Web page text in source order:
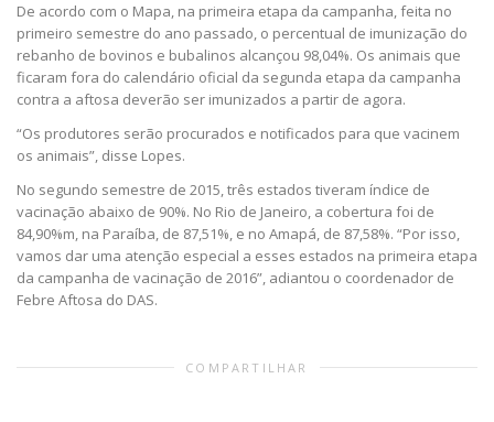
De acordo com o Mapa, na primeira etapa da campanha, feita no
primeiro semestre do ano passado, o percentual de imunização do
rebanho de bovinos e bubalinos alcançou 98,04%. Os animais que
ficaram fora do calendário oficial da segunda etapa da campanha
contra a aftosa deverão ser imunizados a partir de agora.
“Os produtores serão procurados e notificados para que vacinem
os animais”, disse Lopes.
No segundo semestre de 2015, três estados tiveram índice de
vacinação abaixo de 90%. No Rio de Janeiro, a cobertura foi de
84,90%m, na Paraíba, de 87,51%, e no Amapá, de 87,58%. “Por isso,
vamos dar uma atenção especial a esses estados na primeira etapa
da campanha de vacinação de 2016”, adiantou o coordenador de
Febre Aftosa do DAS.
COMPARTILHAR